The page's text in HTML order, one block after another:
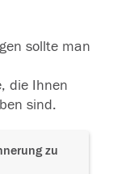
sollte man
die Ihnen
sind.
zu